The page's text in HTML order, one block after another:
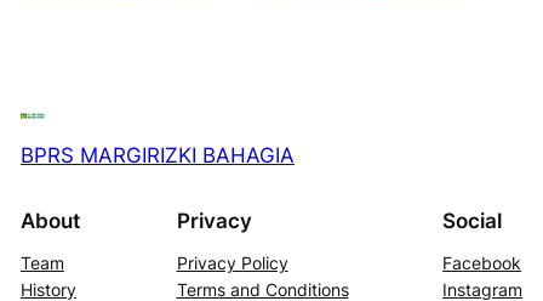
BPRS MARGIRIZKI BAHAGIA
About
Team
History
Privacy
Privacy Policy
Terms and Conditions
Social
Facebook
Instagram